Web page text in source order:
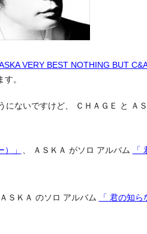
VERY BEST NOTHING BUT C&A
。
ないですけど、 ＣＨＡＧＥ と Ａ
」 、 ＡＳＫＡ がソロ アルバム
「
ＳＫＡ のソロ アルバム 「 君の知ら